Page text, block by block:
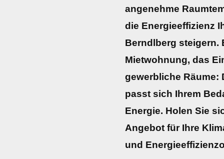
angenehme
die Energieeffizienz
Berndlberg steigern.
Mietwohnung, das
gewerbliche Räume:
passt sich Ihrem
Energie. Holen Sie
Angebot für Ihre
und